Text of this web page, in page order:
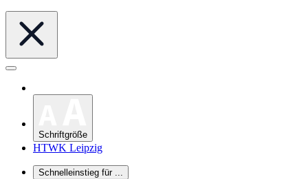
Schriftgröße
HTWK Leipzig
Schnelleinstieg für ...